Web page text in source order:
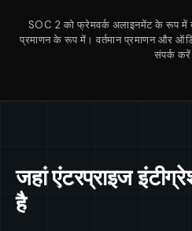
SOC 2 को फ्रेमवर्क अलाइनमेंट के रूप में
प्रमाणन के रूप में। वर्तमान प्रमाणन और
संपर्क
जहां एंटरप्राइज
है